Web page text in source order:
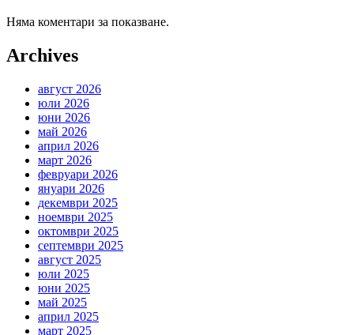
Няма коментари за показване.
Archives
август 2026
юли 2026
юни 2026
май 2026
април 2026
март 2026
февруари 2026
януари 2026
декември 2025
ноември 2025
октомври 2025
септември 2025
август 2025
юли 2025
юни 2025
май 2025
април 2025
март 2025